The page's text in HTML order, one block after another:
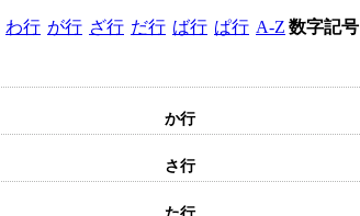
わ行 が行 ざ行 だ行 ば行 ぱ行 A-Z 数字記号
か行
さ行